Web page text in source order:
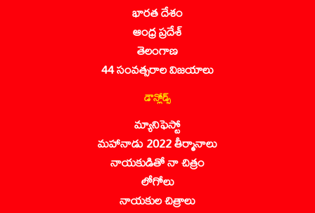
భారత దేశం
ఆంధ్ర ప్రదేశ్
తెలంగాణ
44 సంవత్సరాల విజయాలు
డౌన్లోడ్స్
మ్యానిఫెస్టో
మహానాడు 2022 తీర్మానాలు
నాయకుడితో నా చిత్రం
లోగోలు
నాయకుల చిత్రాలు